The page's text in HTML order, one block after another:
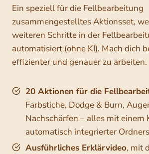
Ein speziell für die Fellbearbeitung
zusammengestelltes Aktionsset,
weiteren Schritte in der
automatisiert (ohne KI). Mach dich
effizienter und genauer zu arbeiten.
20 Aktionen für die
Farbstiche, Dodge & Burn,
Nachschärfen – alles mit einem
automatisch integrierter
Ausführliches Erklärvideo, mit